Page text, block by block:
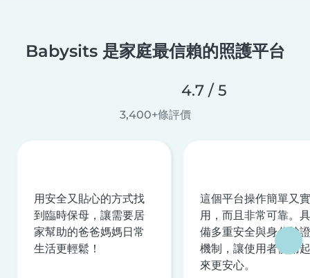
Babysits 是家庭最信賴的照護平台
4.7 / 5
3,400+條評價
用安全又貼心的方式找
到臨時保母，讓需要居
家幫助的爸爸媽媽日常
生活更輕鬆！
這個平台操作簡單又實
用，而且非常可靠。具
備多重安全與身分驗證
機制，讓使用者使用起
來更安心。